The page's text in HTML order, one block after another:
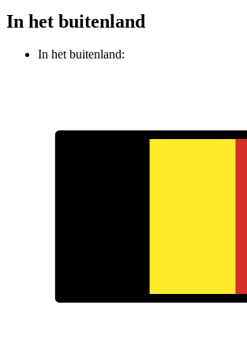
In het buitenland
In het buitenland: